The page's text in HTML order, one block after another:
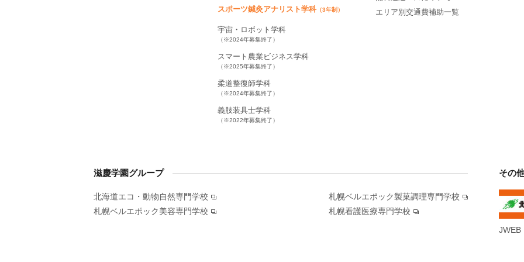
スポーツ鍼灸アナリスト学科（3年制）
宇宙・ロボット学科
（※2024年募集終了）
スマート農業ビジネス学科
（※2025年募集終了）
柔道整復師学科
（※2024年募集終了）
義肢装具士学科
（※2022年募集終了）
エリア別交通費補助一覧
滋慶学園グループ
北海道エコ・動物自然専門学校
札幌ベルエポック美容専門学校
札幌ベルエポック製菓調理専門学校
札幌看護医療専門学校
その
JWEB